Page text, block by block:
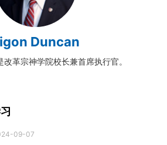
解经式讲道与神学
成员制与教会纪律
隐私条款
正體中文
葡萄牙语
俄语
意大利语
土耳其语
塞尔维亚语
Duncan
改革宗神学院校长兼首席执行官。
09-07